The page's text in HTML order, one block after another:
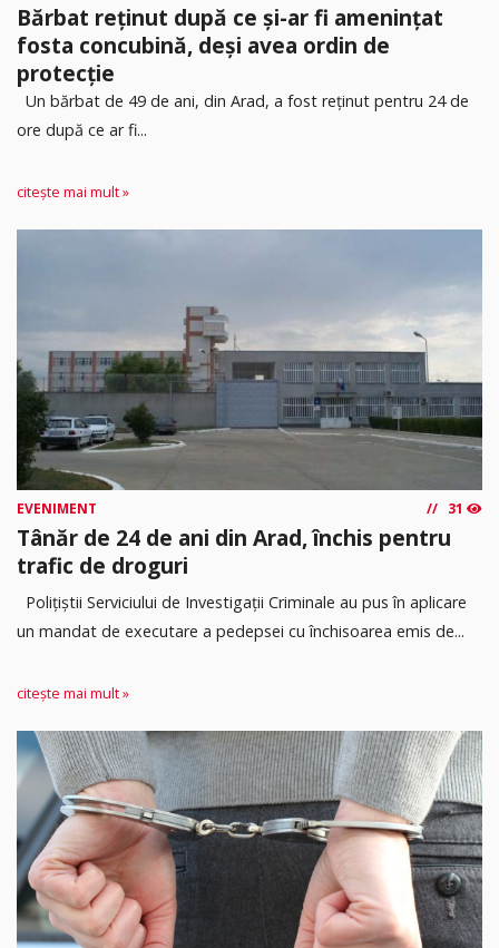
Bărbat reținut după ce și-ar fi amenințat
fosta concubină, deși avea ordin de
protecție
Un bărbat de 49 de ani, din Arad, a fost reținut pentru 24 de
ore după ce ar fi...
citește mai mult »
EVENIMENT 31
Tânăr de 24 de ani din Arad, închis pentru
trafic de droguri
Polițiștii Serviciului de Investigații Criminale au pus în aplicare
un mandat de executare a pedepsei cu închisoarea emis de...
citește mai mult »